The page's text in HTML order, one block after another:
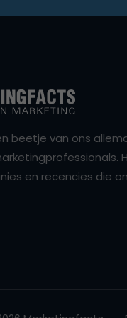
beetje van ons
en recencies die